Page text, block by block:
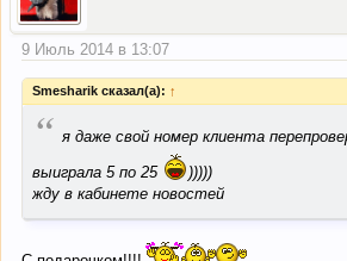
9 Июль 2014 в 13:07
Smesharik сказал(а): ↑
“ я даже свой номер клиента
выиграла 5 по 25
)))))
жду в кабинете новостей